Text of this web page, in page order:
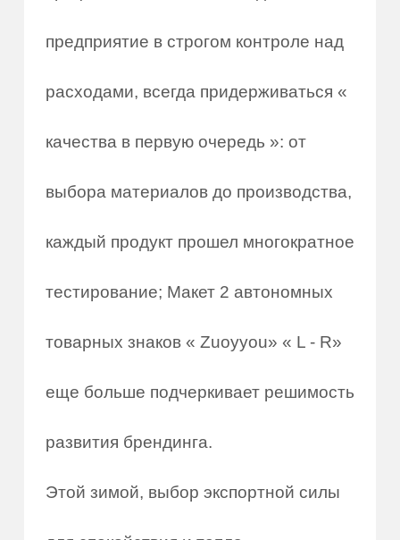
предприятие в строгом контроле над
расходами, всегда придерживаться «
качества в первую очередь »: от
выбора материалов до производства,
каждый продукт прошел многократное
тестирование; Макет 2 автономных
товарных знаков « Zuoyyou» « L - R»
еще больше подчеркивает решимость
развития брендинга.
Этой зимой, выбор экспортной силы